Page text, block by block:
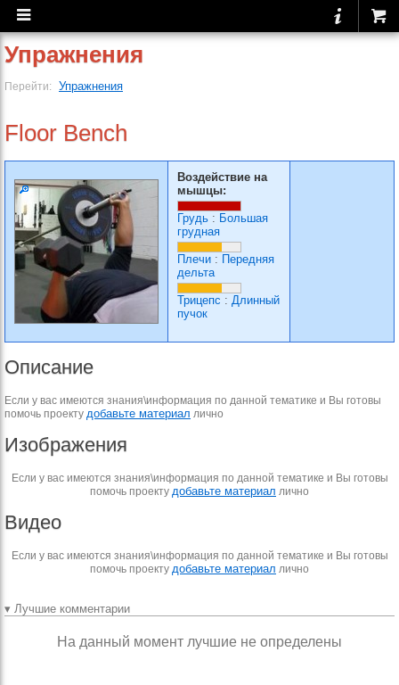
Упражнения
Перейти: Упражнения
Floor Bench
Воздействие на
мышцы:
Грудь : Большая
грудная
Плечи : Передняя
дельта
Трицепс : Длинный
пучок
Описание
Если у вас имеются знания\информация по данной тематике и Вы готовы
помочь проекту добавьте материал лично
Изображения
Если у вас имеются знания\информация по данной тематике и Вы готовы
помочь проекту добавьте материал лично
Видео
Если у вас имеются знания\информация по данной тематике и Вы готовы
помочь проекту добавьте материал лично
▾ Лучшие комментарии
На данный момент лучшие не определены